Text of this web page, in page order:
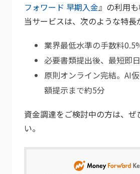
フォワード 早期入金』の利用も
当サービスは、次のような特長
業界最低水準の手数料
必要書類提出後、最短即
原則オンライン完結。AI
額提示まで約5分
資金調達をご検討中の方は、ぜ
い。